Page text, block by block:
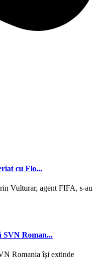
cu Flo...
Vulturar, agent FIFA, s-au
SVN Roman...
Romania îşi extinde